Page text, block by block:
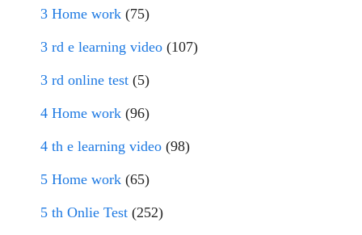
3 Home work (75)
3 rd e learning video (107)
3 rd online test (5)
4 Home work (96)
4 th e learning video (98)
5 Home work (65)
5 th Onlie Test (252)